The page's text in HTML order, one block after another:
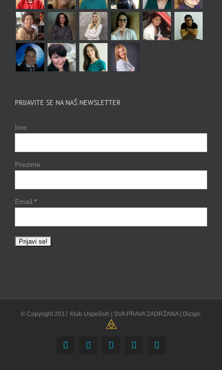
PRIJAVITE SE NA NAŠ NEWSLETTER
Ime
Prezime
Email *
© Copyright 2017 Klub Uspešnih | SVA PRAVA ZADRŽANA | Dizajn:
FacebookYouTubeSkype Instagram